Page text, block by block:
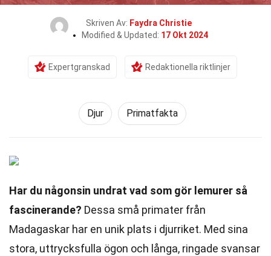
Skriven Av: Faydra Christie
Modified & Updated: 17 Okt 2024
Expertgranskad Redaktionella riktlinjer
Djur Primatfakta
Har du någonsin undrat vad som gör lemurer så
fascinerande? Dessa små primater från
Madagaskar har en unik plats i djurriket. Med sina
stora, uttrycksfulla ögon och långa, ringade svansar